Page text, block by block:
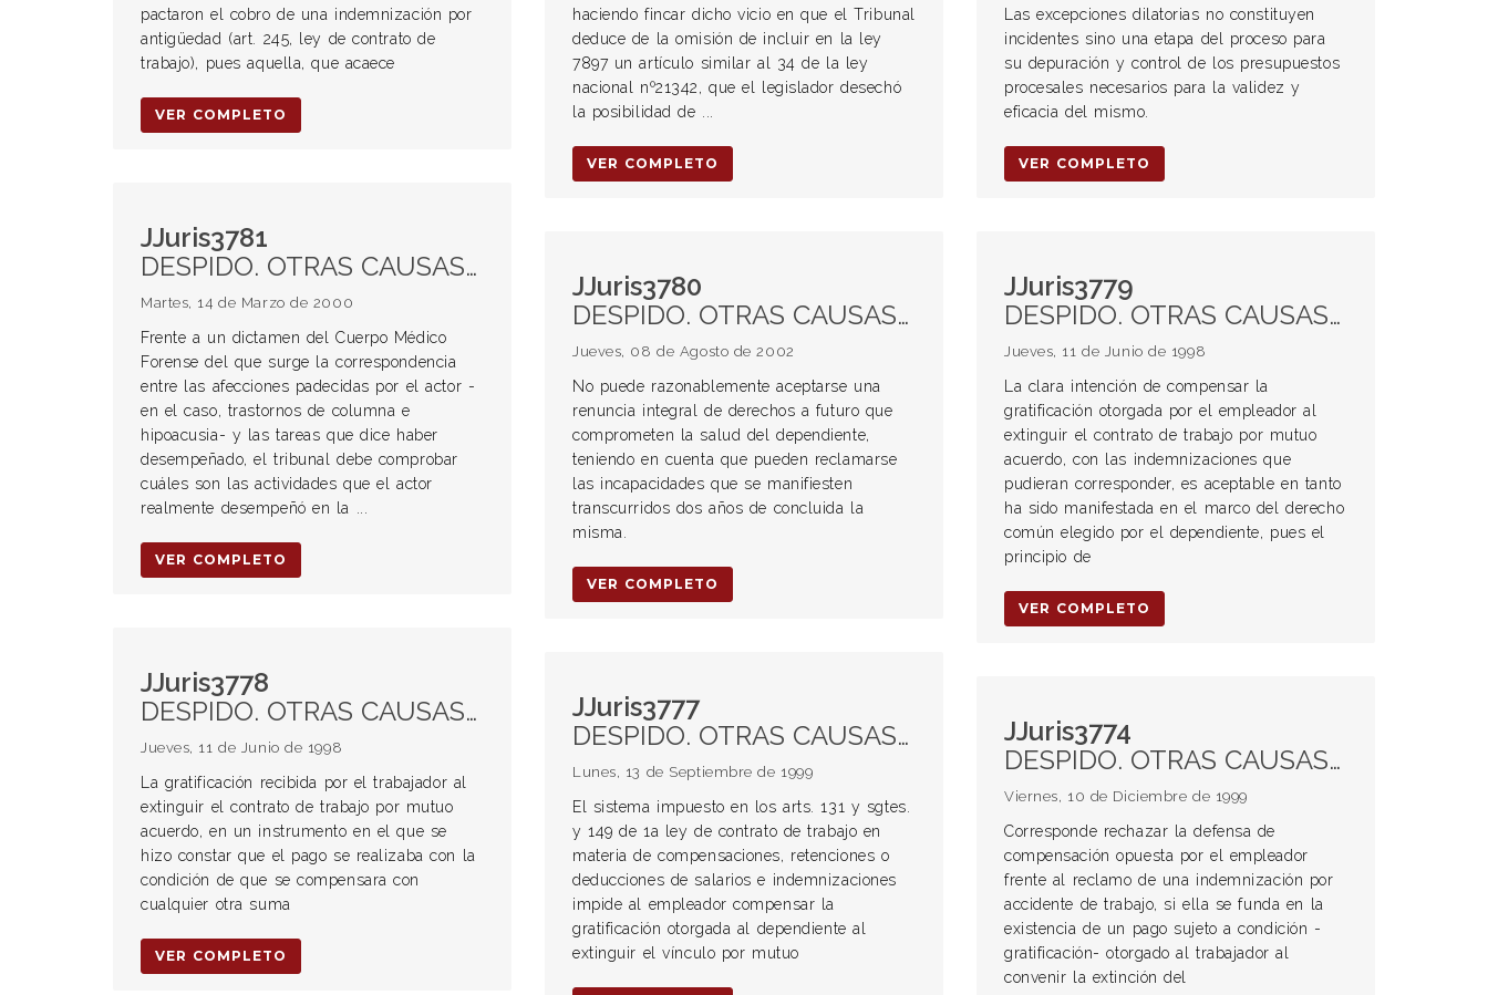
pactaron el cobro de una indemnización por
antigüedad (art. 245, ley de contrato de
trabajo), pues aquella, que acaece
VER COMPLETO
haciendo fincar dicho vicio en que el Tribunal
deduce de la omisión de incluir en la ley
7897 un artículo similar al 34 de la ley
nacional nº21342, que el legislador desechó
la posibilidad de ...
VER COMPLETO
Las excepciones dilatorias no constituyen
incidentes sino una etapa del proceso para
su depuración y control de los presupuestos
procesales necesarios para la validez y
eficacia del mismo.
VER COMPLETO
JJuris3781
DESPIDO. OTRAS CAUSAS DE EXTINCIÓN Incapacidad o inhabilidad del trabajador
Martes, 14 de Marzo de 2000
Frente a un dictamen del Cuerpo Médico
Forense del que surge la correspondencia
entre las afecciones padecidas por el actor -
en el caso, trastornos de columna e
hipoacusia- y las tareas que dice haber
desempeñado, el tribunal debe comprobar
cuáles son las actividades que el actor
realmente desempeñó en la ...
VER COMPLETO
JJuris3780
DESPIDO. OTRAS CAUSAS DE EXTINCIÓN Acuerdos transaccionales Renuncia integral de derechos a futuro
Jueves, 08 de Agosto de 2002
No puede razonablemente aceptarse una
renuncia integral de derechos a futuro que
comprometen la salud del dependiente,
teniendo en cuenta que pueden reclamarse
las incapacidades que se manifiesten
transcurridos dos años de concluida la
misma.
VER COMPLETO
JJuris3779
DESPIDO. OTRAS CAUSAS DE EXTINCIÓN Acuerdos transaccionales Prestaciones u otras obligaciones contenidas en el acuerdo
Jueves, 11 de Junio de 1998
La clara intención de compensar la
gratificación otorgada por el empleador al
extinguir el contrato de trabajo por mutuo
acuerdo, con las indemnizaciones que
pudieran corresponder, es aceptable en tanto
ha sido manifestada en el marco del derecho
común elegido por el dependiente, pues el
principio de
VER COMPLETO
JJuris3778
DESPIDO. OTRAS CAUSAS DE EXTINCIÓN Acuerdos transaccionales Prestaciones u otras obligaciones contenidas en el acuerdo
Jueves, 11 de Junio de 1998
La gratificación recibida por el trabajador al
extinguir el contrato de trabajo por mutuo
acuerdo, en un instrumento en el que se
hizo constar que el pago se realizaba con la
condición de que se compensara con
cualquier otra suma
VER COMPLETO
JJuris3777
DESPIDO. OTRAS CAUSAS DE EXTINCIÓN Acuerdos transaccionales Prestaciones u otras obligaciones contenidas en el acuerdo
Lunes, 13 de Septiembre de 1999
El sistema impuesto en los arts. 131 y sgtes.
y 149 de 1a ley de contrato de trabajo en
materia de compensaciones, retenciones o
deducciones de salarios e indemnizaciones
impide al empleador compensar la
gratificación otorgada al dependiente al
extinguir el vínculo por mutuo
JJuris3774
DESPIDO. OTRAS CAUSAS DE EXTINCIÓN Acuerdos transaccionales Prestaciones u otras obligaciones contenidas en el acuerdo
Viernes, 10 de Diciembre de 1999
Corresponde rechazar la defensa de
compensación opuesta por el empleador
frente al reclamo de una indemnización por
accidente de trabajo, si ella se funda en la
existencia de un pago sujeto a condición -
gratificación- otorgado al trabajador al
convenir la extinción del